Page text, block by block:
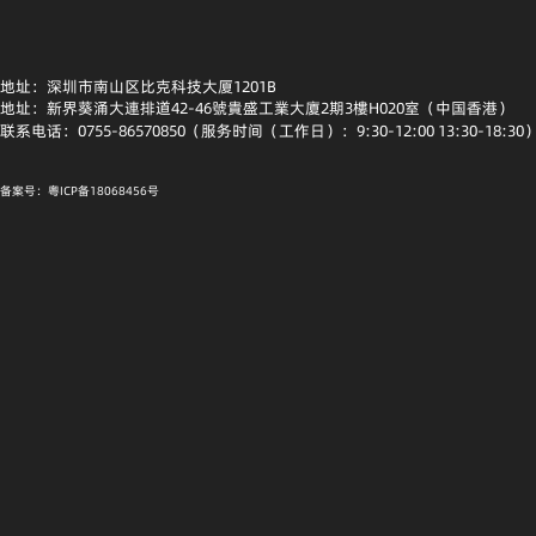
地址：深圳市南山区比克科技大厦1201B
地址：新界葵涌大連排道42-46號貴盛工業大廈2期3樓H020室（中国香港）
联系电话：0755-86570850（服务时间（工作日）：9:30-12:00 13:30-18:30）
备案号：粤ICP备18068456号